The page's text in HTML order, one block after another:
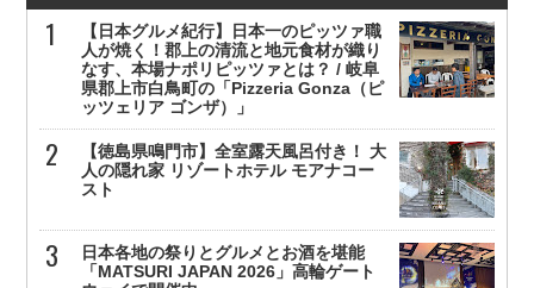
【日本グルメ紀行】日本一のピッツァ職
人が焼く！郡上の清流と地元食材が織り
なす、本場ナポリピッツァとは？ / 岐阜
県郡上市白鳥町の「Pizzeria Gonza（ピ
ッツェリア ゴンザ）」
【徳島県鳴門市】全室露天風呂付き！ 大
人の隠れ家 リゾートホテル モアナコー
スト
日本各地の祭りとグルメとお酒を堪能
「MATSURI JAPAN 2026」高輪ゲート